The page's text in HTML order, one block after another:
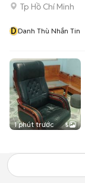
Tp Hồ Chí Minh
DDanh Thù Nhắn Tin
1 phút trước 5